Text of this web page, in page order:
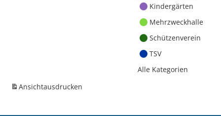
Kindergärten
Mehrzweckhalle
Schützenverein
TSV
Alle Kategorien
Ansichtausdrucken